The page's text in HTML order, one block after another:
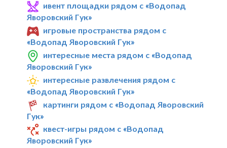
ивент площадки рядом с «Водопад
Яворовский Гук»
игровые пространства рядом с
«Водопад Яворовский Гук»
интересные места рядом с «Водопад
Яворовский Гук»
интересные развлечения рядом с
«Водопад Яворовский Гук»
картинги рядом с «Водопад Яворовский
Гук»
квест-игры рядом с «Водопад
Яворовский Гук»